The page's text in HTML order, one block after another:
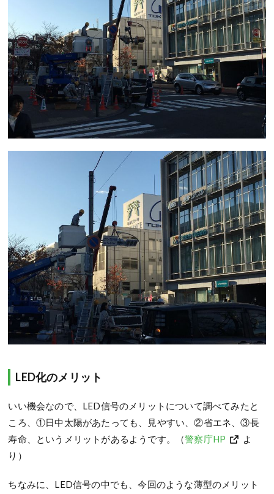
LED化のメリット
いい機会なので、LED信号のメリットについて調べてみたと
ころ、①日中太陽があたっても、見やすい、②省エネ、③長
寿命、というメリットがあるようです。（警察庁HP
よ
り）
ちなみに、LED信号の中でも、今回のような薄型のメリット